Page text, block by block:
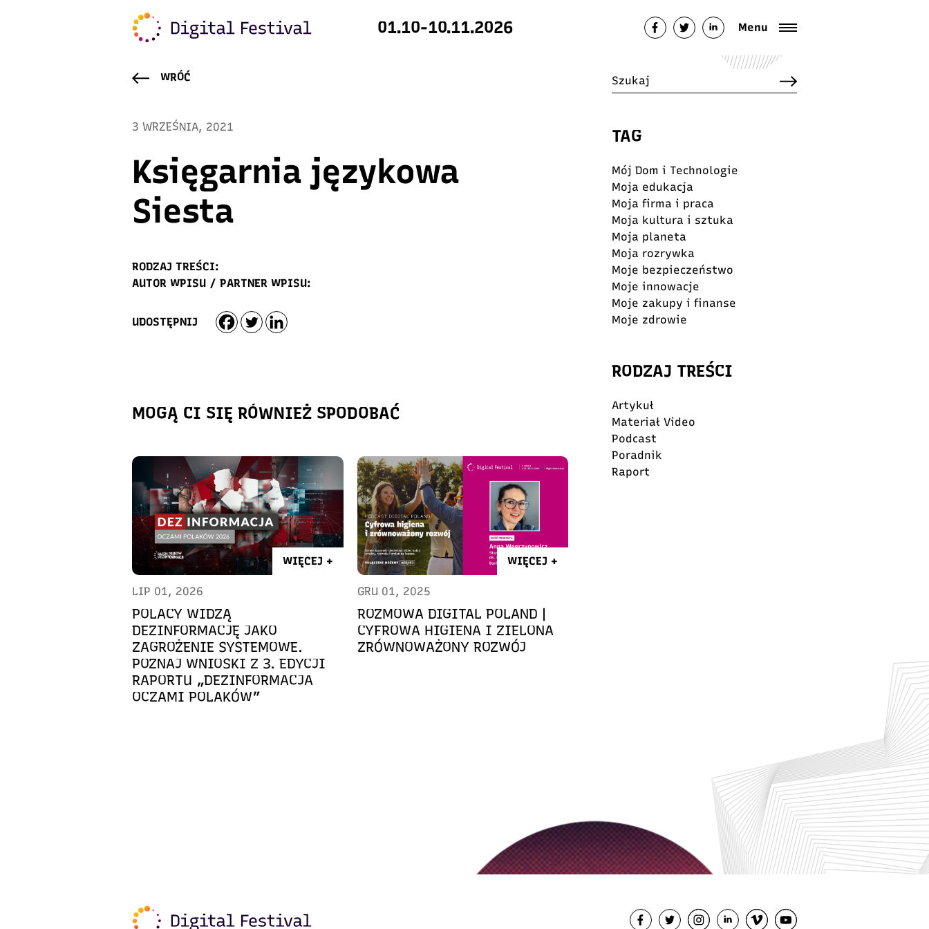
01.10-10.11.2026 Menu
WRÓĆ
3 WRZEŚNIA, 2021
Księgarnia językowa
Siesta
RODZAJ TREŚCI:
AUTOR WPISU / PARTNER WPISU:
UDOSTĘPNIJ
MOGĄ CI SIĘ RÓWNIEŻ SPODOBAĆ
WIĘCEJ +
LIP 01, 2026
POLACY WIDZĄ
DEZINFORMACJĘ JAKO
ZAGROŻENIE SYSTEMOWE.
POZNAJ WNIOSKI Z 3. EDYCJI
RAPORTU „DEZINFORMACJA
OCZAMI POLAKÓW”
WIĘCEJ +
GRU 01, 2025
ROZMOWA DIGITAL POLAND |
CYFROWA HIGIENA I ZIELONA
ZRÓWNOWAŻONY ROZWÓJ
TAG
Mój Dom i Technologie
Moja edukacja
Moja firma i praca
Moja kultura i sztuka
Moja planeta
Moja rozrywka
Moje bezpieczeństwo
Moje innowacje
Moje zakupy i finanse
Moje zdrowie
RODZAJ TREŚCI
Artykuł
Materiał Video
Podcast
Poradnik
Raport